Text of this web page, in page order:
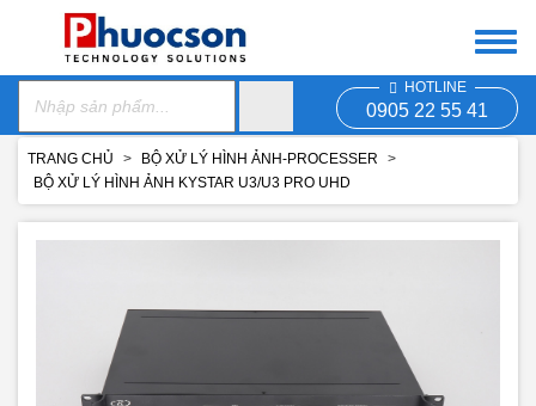
HOTLINE
0905 22 55 41
TRANG CHỦ
BỘ XỬ LÝ HÌNH ẢNH-PROCESSER
BỘ XỬ LÝ HÌNH ẢNH KYSTAR U3/U3 PRO UHD